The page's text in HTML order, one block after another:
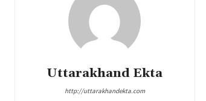
Uttarakhand Ekta
http://uttarakhandekta.com